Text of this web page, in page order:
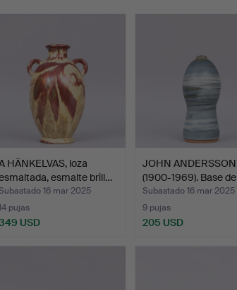
HÄNKELVAS, loza
esmalte brill…
16 mar 2025
pujas
USD
JOHN ANDERSSON
(1900-1969). Base de
lámpar…
Subastado 16 mar 2025
9 pujas
205 USD